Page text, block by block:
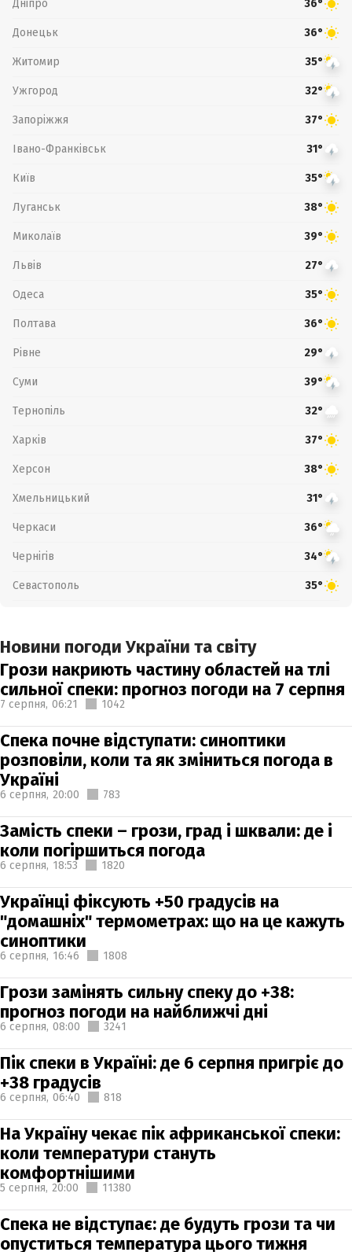
Дніпро 36°
Донецьк 36°
Житомир 35°
Ужгород 32°
Запоріжжя 37°
Івано-Франківськ 31°
Київ 35°
Луганськ 38°
Миколаїв 39°
Львів 27°
Одеса 35°
Полтава 36°
Рівне 29°
Суми 39°
Тернопіль 32°
Харків 37°
Херсон 38°
Хмельницький 31°
Черкаси 36°
Чернігів 34°
Севастополь 35°
Новини погоди України та світу
Грози накриють частину областей на тлі
сильної спеки: прогноз погоди на 7 серпня
7 серпня, 06:21 1042
Спека почне відступати: синоптики
розповіли, коли та як зміниться погода в
Україні
6 серпня, 20:00 783
Замість спеки – грози, град і шквали: де і
коли погіршиться погода
6 серпня, 18:53 1820
Українці фіксують +50 градусів на
"домашніх" термометрах: що на це кажуть
синоптики
6 серпня, 16:46 1808
Грози замінять сильну спеку до +38:
прогноз погоди на найближчі дні
6 серпня, 08:00 3241
Пік спеки в Україні: де 6 серпня пригріє до
+38 градусів
6 серпня, 06:40 818
На Україну чекає пік африканської спеки:
коли температури стануть
комфортнішими
5 серпня, 20:00 11380
Спека не відступає: де будуть грози та чи
опуститься температура цього тижня